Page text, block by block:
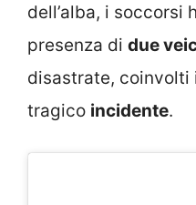
dell’alba, i soccorsi
presenza di due
disastrate, coinvolti
tragico incidente.